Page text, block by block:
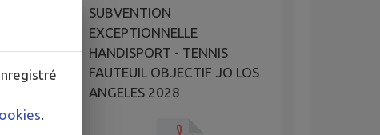
SUBVENTION
EXCEPTIONNELLE
HANDISPORT - TENNIS
FAUTEUIL OBJECTIF JO LOS
ANGELES 2028